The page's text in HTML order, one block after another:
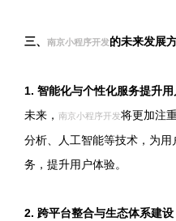
三、 南京小程序开发的未来发展
1. 智能化与个性化服务提升
未来， 南京小程序开发将更加注
分析、人工智能等技术，为
务，提升用户体验。
2. 跨平台整合与生态体系建设